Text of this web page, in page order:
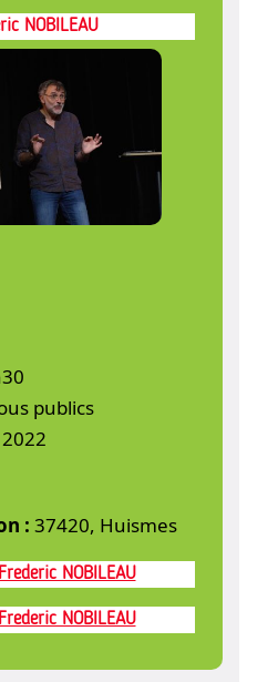
NOBILEAU
publics
2022
: 37420, Huismes
NOBILEAU
NOBILEAU